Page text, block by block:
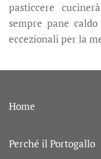
pasticcere
sempre pane
eccezionali per la
Home
Perché il Portogallo